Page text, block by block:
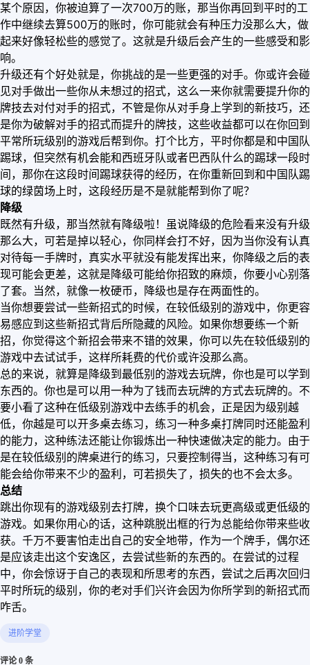
某个原因，你被迫算了一次700万的账，那当你再回到平时的工
作中继续去算500万的账时，你可能就会有种压力没那么大，做
起来好像轻松些的感觉了。这就是升级后会产生的一些感受和影
响。
升级还有个好处就是，你挑战的是一些更强的对手。你或许会碰
见对手做出一些你从未想过的招式，这么一来你就需要提升你的
牌技去对付对手的招式，不管是你从对手身上学到的新技巧，还
是你为破解对手的招式而提升的牌技，这些收益都可以在你回到
平常所玩级别的游戏后帮到你。打个比方，平时你都是和中国队
踢球，但突然有机会能和西班牙队或者巴西队什么的踢球一段时
间，那你在这段时间踢球获得的经历，在你重新回到和中国队踢
球的绿茵场上时，这段经历是不是就能帮到你了呢？
降级
既然有升级，那当然就有降级啦！虽说降级的危险看来没有升级
那么大，可若是掉以轻心，你同样会打不好，因为当你没有认真
对待每一手牌时，真实水平就没有能发挥出来，你降级之后的表
现可能会更差，这就是降级可能给你招致的麻烦，你要小心别落
了套。当然，就像一枚硬币，降级也是存在两面性的。
当你想要尝试一些新招式的时候，在较低级别的游戏中，你更容
易感应到这些新招式背后所隐藏的风险。如果你想要练一个新
招，你觉得这个新招会带来不错的效果，你可以先在较低级别的
游戏中去试试手，这样所耗费的代价或许没那么高。
总的来说，就算是降级到最低别的游戏去玩牌，你也是可以学到
东西的。你也是可以用一种为了钱而去玩牌的方式去玩牌的。不
要小看了这种在低级别游戏中去练手的机会，正是因为级别越
低，你越是可以开多桌去练习，练习一种多桌打牌同时还能盈利
的能力，这种练法还能让你锻炼出一种快速做决定的能力。由于
是在较低级别的牌桌进行的练习，只要控制得当，这种练习有可
能会给你带来不少的盈利，可若损失了，损失的也不会太多。
总结
跳出你现有的游戏级别去打牌，换个口味去玩更高级或更低级的
游戏。如果你用心的话，这种跳脱出框的行为总能给你带来些收
获。千万不要害怕走出自己的安全地带，作为一个牌手，偶尔还
是应该走出这个安逸区，去尝试些新的东西的。在尝试的过程
中，你会惊讶于自己的表现和所思考的东西，尝试之后再次回归
平时所玩的级别，你的老对手们兴许会因为你所学到的新招式而
咋舌。
进阶学堂
评论 0 条